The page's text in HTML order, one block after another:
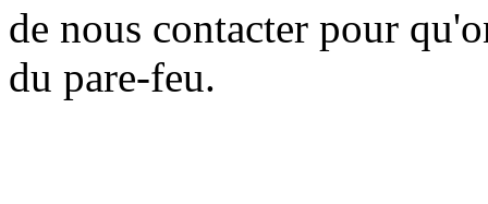
de nous contacter pour
du pare-feu.